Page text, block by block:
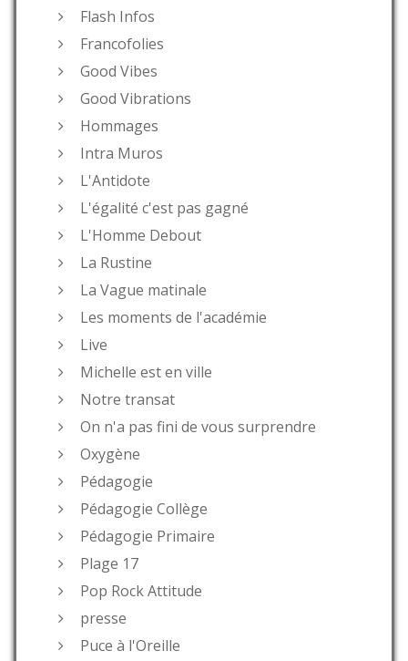
Flash Infos
Francofolies
Good Vibes
Good Vibrations
Hommages
Intra Muros
L'Antidote
L'égalité c'est pas gagné
L'Homme Debout
La Rustine
La Vague matinale
Les moments de l'académie
Live
Michelle est en ville
Notre transat
On n'a pas fini de vous surprendre
Oxygène
Pédagogie
Pédagogie Collège
Pédagogie Primaire
Plage 17
Pop Rock Attitude
presse
Puce à l'Oreille